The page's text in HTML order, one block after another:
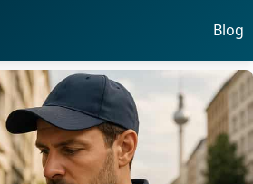
Blog